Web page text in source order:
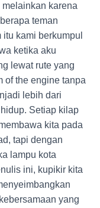
karena
teman
kami berkumpul
ketika aku
lewat rute yang
of the engine tanpa
lebih dari
Setiap kilap
kita pada
tapi dengan
lampu kota
ini, kupikir kita
yang